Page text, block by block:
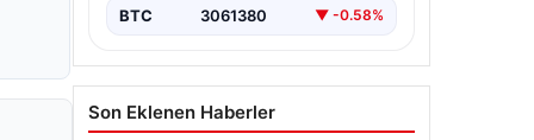
ayı faiz kararını belirlemek üzere…
BTC 3061380 ▼ -0.58%
Son Eklenen Haberler